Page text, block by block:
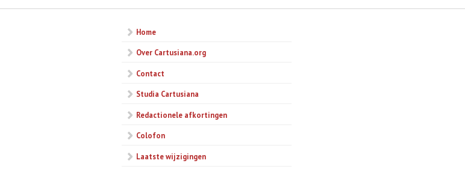
Home
Over Cartusiana.org
Contact
Studia Cartusiana
Redactionele afkortingen
Colofon
Laatste wijzigingen